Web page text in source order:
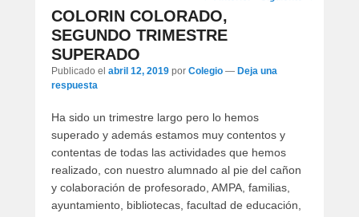
por
los
COLORIN COLORADO,
SEGUNDO TRIMESTRE
SUPERADO
Publicado el abril 12, 2019 por Colegio — Deja una
respuesta
Ha sido un trimestre largo pero lo hemos
superado y además estamos muy contentos y
contentas de todas las actividades que hemos
realizado, con nuestro alumnado al pie del cañon
y colaboración de profesorado, AMPA, familias,
ayuntamiento, bibliotecas, facultad de educación,